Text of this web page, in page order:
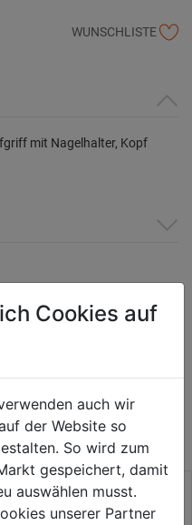
WUNSCHLISTE
mit Nagelhalter, Kopf
Cookies auf
auch wir
der Website so
So wird zum
gespeichert, damit
auswählen musst.
unserer Partner